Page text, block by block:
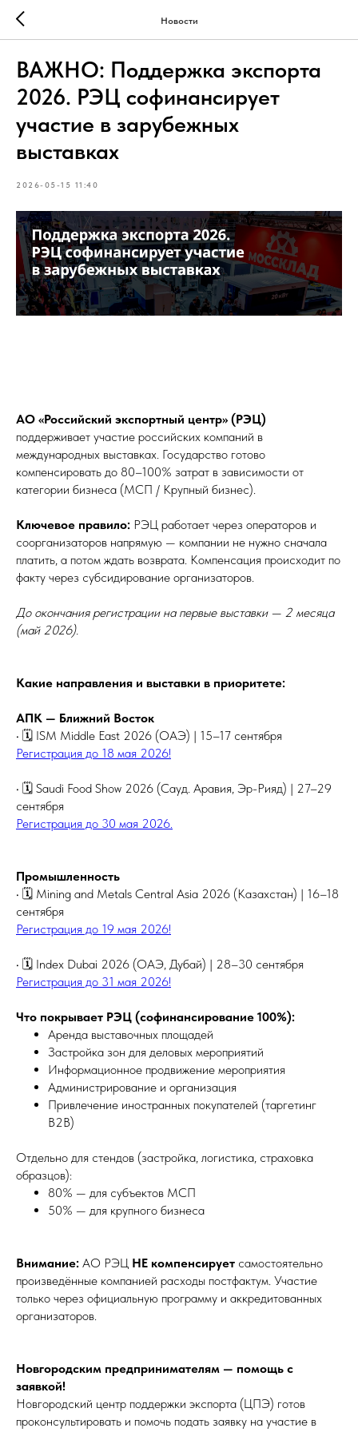
Новости
ВАЖНО: Поддержка экспорта
2026. РЭЦ софинансирует
участие в зарубежных
выставках
2026-05-15 11:40
АО «Российский экспортный центр» (РЭЦ)
поддерживает участие российских компаний в
международных выставках. Государство готово
компенсировать до 80–100% затрат в зависимости от
категории бизнеса (МСП / Крупный бизнес).
Ключевое правило: РЭЦ работает через операторов и
соорганизаторов напрямую — компании не нужно сначала
платить, а потом ждать возврата. Компенсация происходит по
факту через субсидирование организаторов.
До окончания регистрации на первые выставки — 2 месяца
(май 2026).
Какие направления и выставки в приоритете:
АПК — Ближний Восток
• 🗓 ISM Middle East 2026 (ОАЭ) | 15–17 сентября
Регистрация до 18 мая 2026!
• 🗓 Saudi Food Show 2026 (Сауд. Аравия, Эр-Рияд) | 27–29
сентября
Регистрация до 30 мая 2026.
Промышленность
• 🗓 Mining and Metals Central Asia 2026 (Казахстан) | 16–18
сентября
Регистрация до 19 мая 2026!
• 🗓 Index Dubai 2026 (ОАЭ, Дубай) | 28–30 сентября
Регистрация до 31 мая 2026!
Что покрывает РЭЦ (софинансирование 100%):
Аренда выставочных площадей
Застройка зон для деловых мероприятий
Информационное продвижение мероприятия
Администрирование и организация
Привлечение иностранных покупателей (таргетинг
B2B)
Отдельно для стендов (застройка, логистика, страховка
образцов):
80% — для субъектов МСП
50% — для крупного бизнеса
Внимание: АО РЭЦ НЕ компенсирует самостоятельно
произведённые компанией расходы постфактум. Участие
только через официальную программу и аккредитованных
организаторов.
Новгородским предпринимателям — помощь с
заявкой!
Новгородский центр поддержки экспорта (ЦПЭ) готов
проконсультировать и помочь подать заявку на участие в